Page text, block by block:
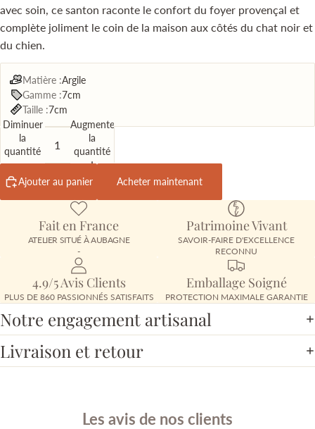
avec soin, ce santon raconte le confort du foyer provençal et
complète joliment le coin de la maison aux côtés du chat noir et
du chien.
Matière :Argile
Gamme :7cm
Taille :7cm
Diminuer
la
quantité
Augmenter
la
quantité
Ajouter au panier Acheter maintenant
Fait en France
ATELIER SITUÉ À AUBAGNE
-
Patrimoine Vivant
SAVOIR-FAIRE D'EXCELLENCE
RECONNU
4.9/5 Avis Clients
PLUS DE 860 PASSIONNÉS SATISFAITS
Emballage Soigné
PROTECTION MAXIMALE GARANTIE
Notre engagement artisanal
Livraison et retour
Les avis de nos clients